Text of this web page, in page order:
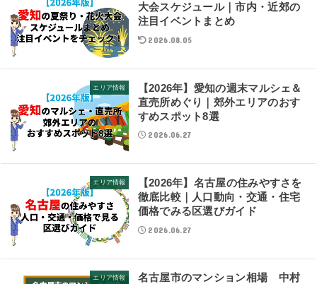
大会スケジュール｜市内・近郊の
注目イベントまとめ
2026.08.05
エリア情報
【2026年】愛知の週末マルシェ＆
直売所めぐり｜郊外エリアのおす
すめスポット8選
2026.06.27
エリア情報
【2026年】名古屋の住みやすさを
徹底比較｜人口動向・交通・住宅
価格でみる区選びガイド
2026.06.27
エリア情報
名古屋市のマンション相場 中村